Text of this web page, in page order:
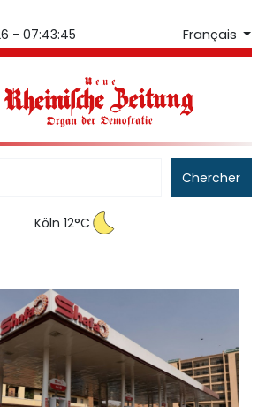
- 07:43:46 Français
Chercher
Köln 12°C